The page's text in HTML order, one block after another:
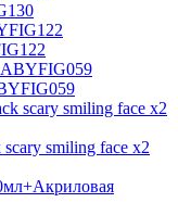
smiling face x2